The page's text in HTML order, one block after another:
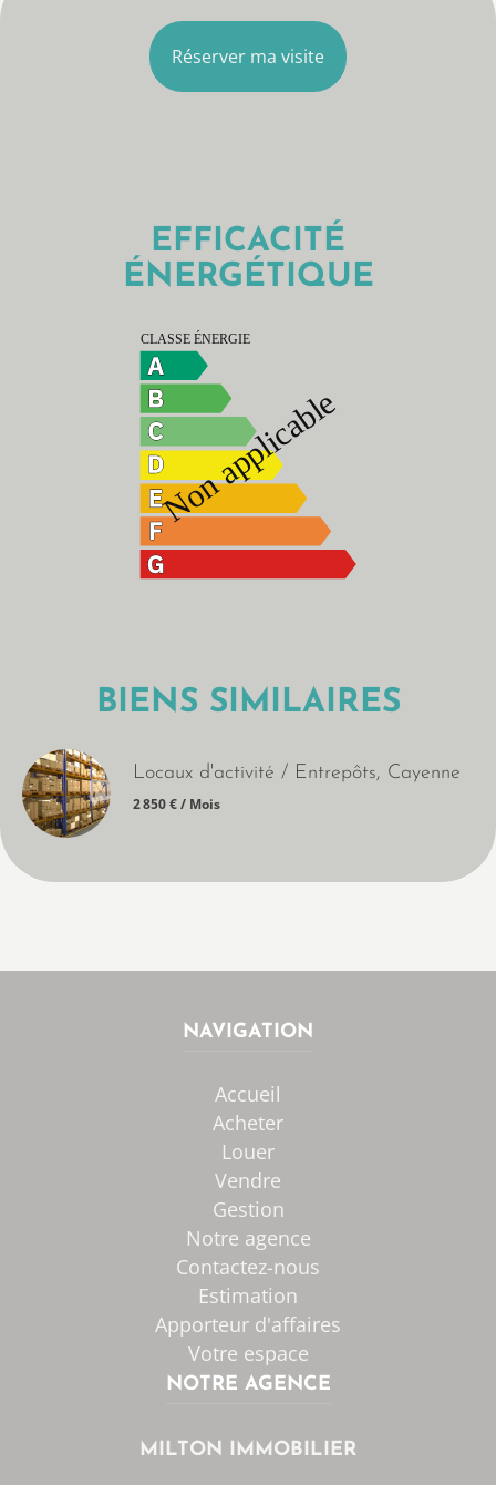
Réserver ma visite
EFFICACITÉ
ÉNERGÉTIQUE
BIENS SIMILAIRES
Locaux d'activité / Entrepôts, Cayenne
2 850 € / Mois
NAVIGATION
Accueil
Acheter
Louer
Vendre
Gestion
Notre agence
Contactez-nous
Estimation
Apporteur d'affaires
Votre espace
NOTRE AGENCE
MILTON IMMOBILIER